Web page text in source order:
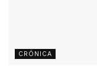
CRÓNICA